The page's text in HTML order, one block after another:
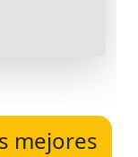
mejores